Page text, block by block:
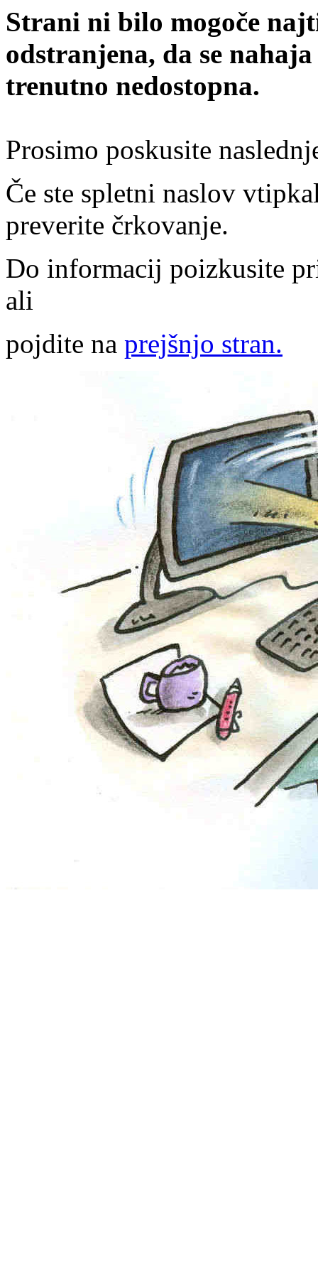
Strani ni bilo mogoče
odstranjena, da se
trenutno nedostopna.
Prosimo poskusite
Če ste spletni naslov
preverite črkovanje.
Do informacij poizkusite
ali
pojdite na prejšnjo stran.